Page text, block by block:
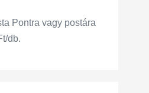
Pontra vagy postára
db.